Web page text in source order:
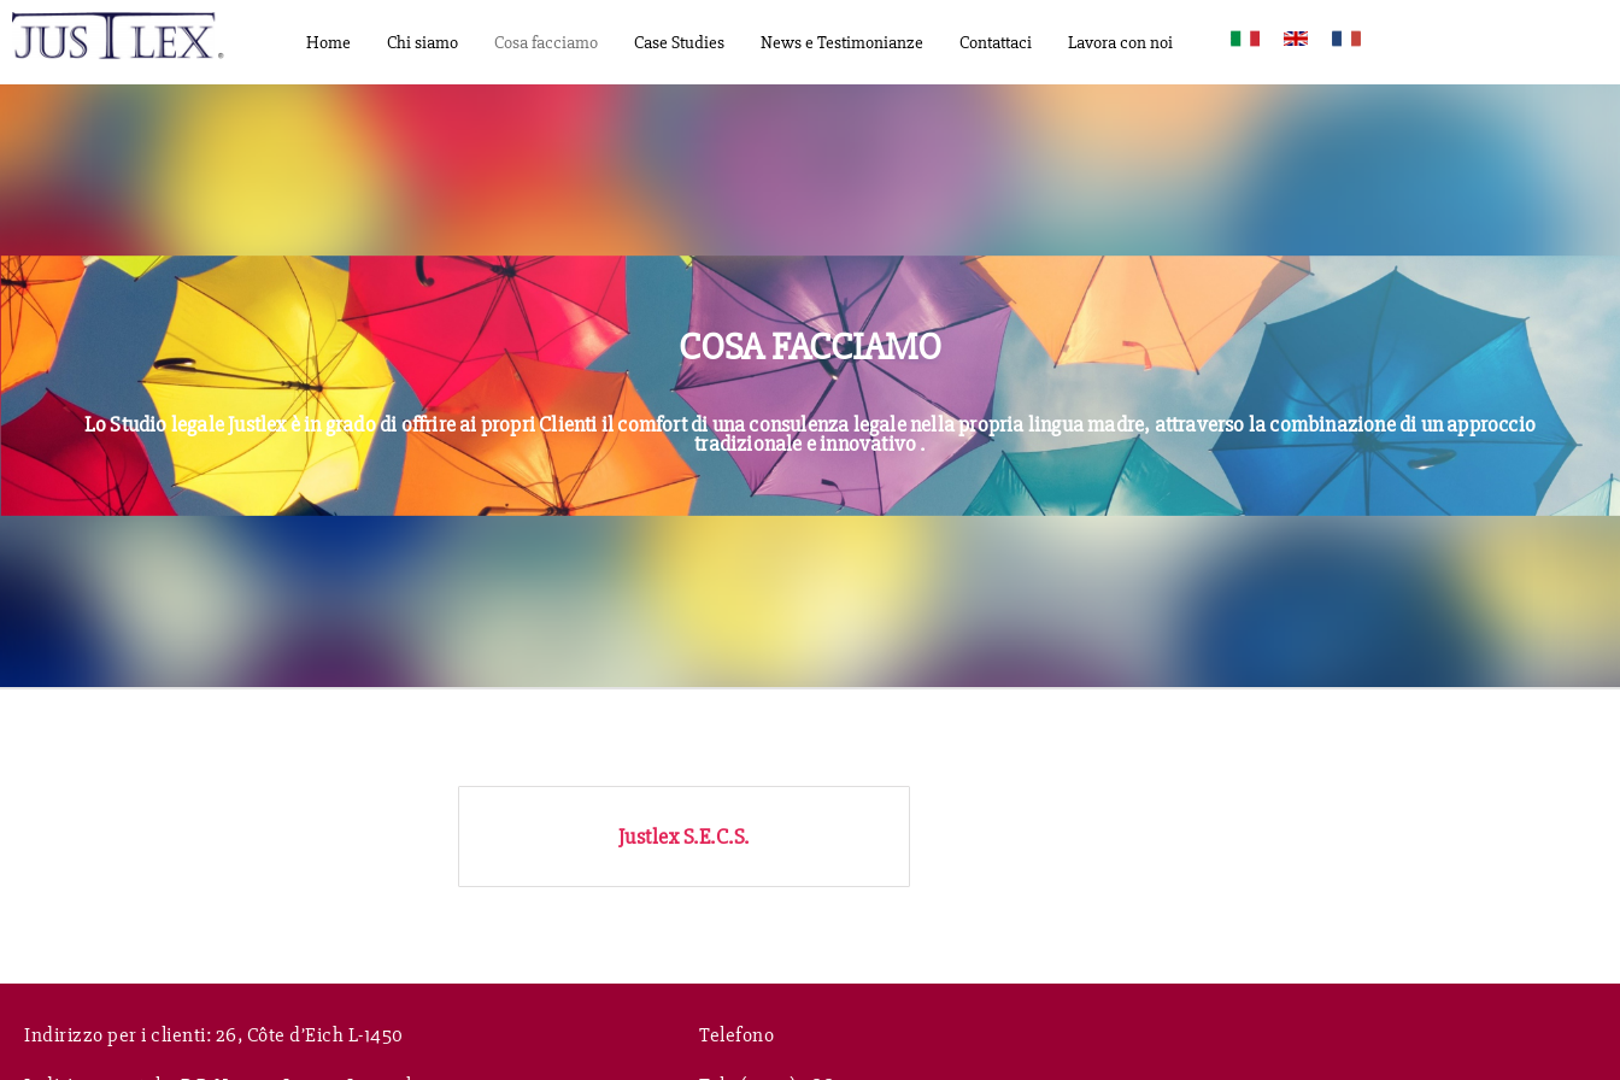
Home Chi siamo Cosa facciamo Case Studies News e Testimonianze Contattaci Lavora con noi
COSA FACCIAMO
Lo Studio legale Justlex è in grado di offrire ai propri Clienti il comfort di una consulenza legale nella propria lingua madre, attraverso la combinazione di un approccio
tradizionale e innovativo .
Justlex S.E.C.S.
Indirizzo per i clienti: 26, Côte d’Eich L-1450
Telefono